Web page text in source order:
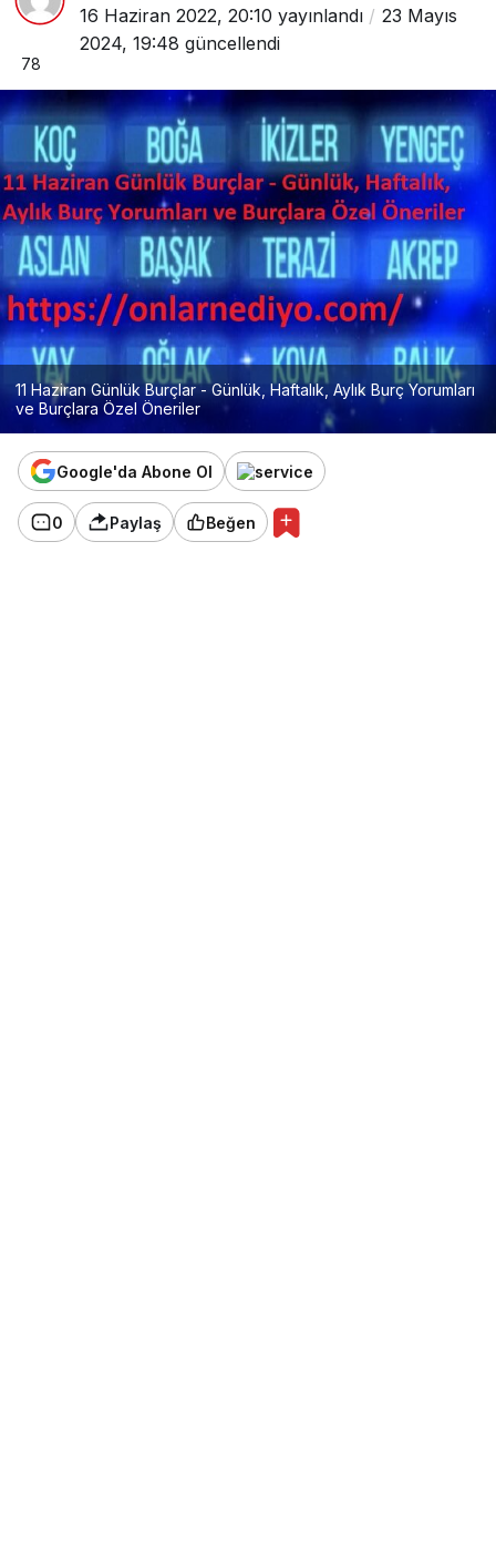
16 Haziran 2022, 20:10 yayınlandı
23 Mayıs
2024, 19:48 güncellendi
78
11 Haziran Günlük Burçlar - Günlük, Haftalık, Aylık Burç Yorumları
ve Burçlara Özel Öneriler
Google'da Abone Ol
0 Paylaş Beğen